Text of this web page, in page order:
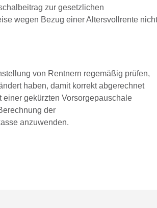
zur gesetzlichen
wegen Bezug einer Altersvollrente nicht
von Rentnern regemäßig prüfen,
haben, damit korrekt abgerechnet
gekürzten Vorsorgepauschale
der
anzuwenden.